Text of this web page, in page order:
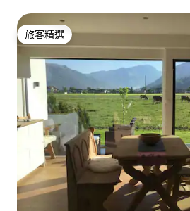
旅客精選
旅客精選